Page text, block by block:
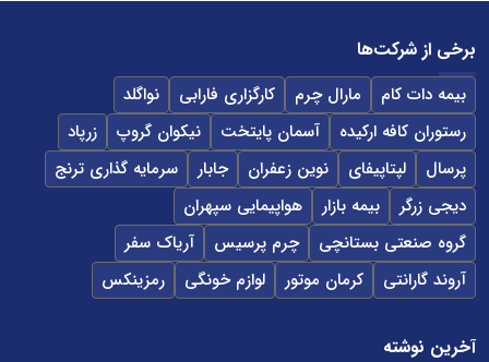
برخی از شرکت‌ها
بیمه دات کام مارال چرم کارگزاری فارابی
نواگلد
رستوران کافه ارکیده
آسمان پایتخت نیکوان گروپ
زرپاد
پرسال
لپتاپیفای نوین زعفران جابار
سرمایه گذاری ترنج
دیجی زرگر
بیمه بازار
هواپیمایی سپهران
گروه صنعتی بستانچی
چرم پرسیس
آریاک سفر
آروند گارانتی
کرمان موتور لوازم خونگی رمزینکس
آخرین نوشته